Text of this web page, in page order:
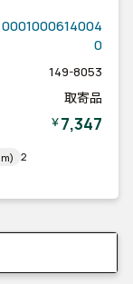
0001000614004
0
149-8053
取寄品
￥7,347
2